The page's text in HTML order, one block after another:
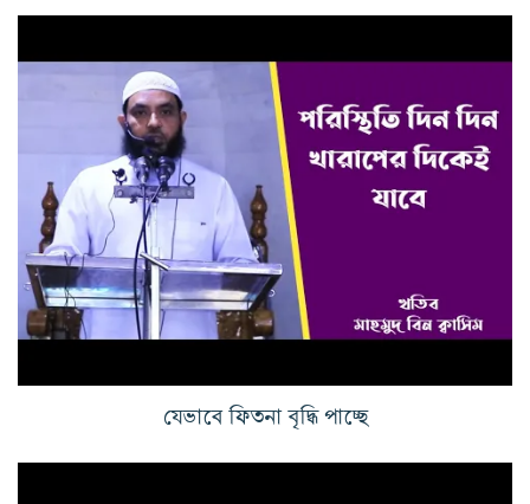
যেভাবে ফিতনা বৃদ্ধি পাচ্ছে